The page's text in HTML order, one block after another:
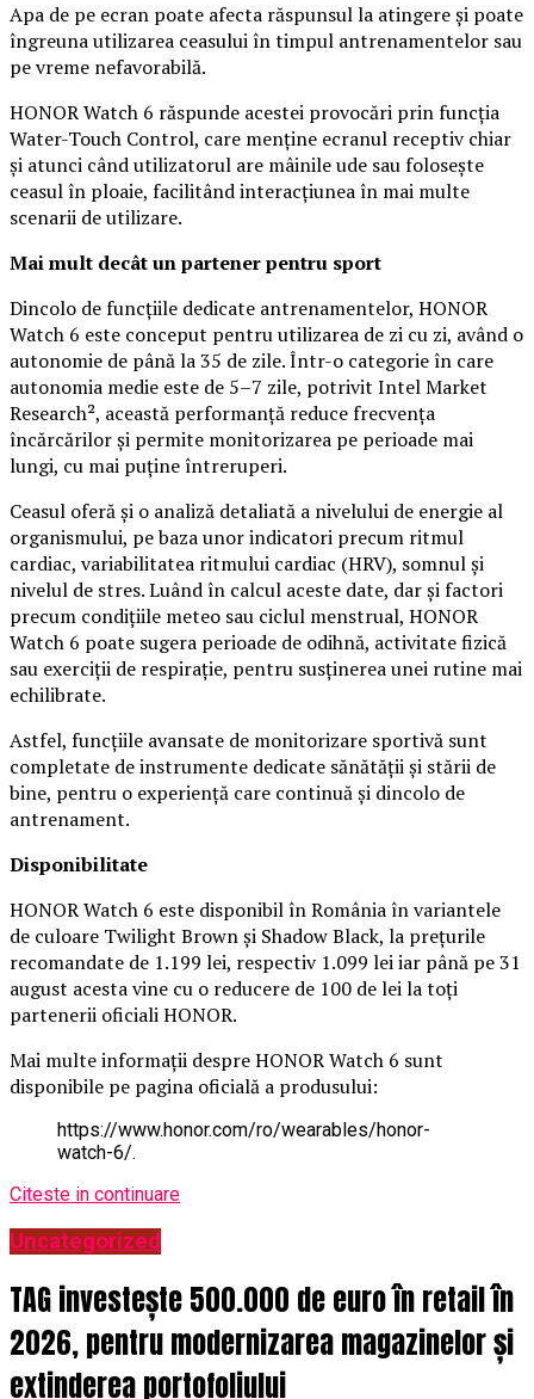
Apa de pe ecran poate afecta răspunsul la atingere și poate
îngreuna utilizarea ceasului în timpul antrenamentelor sau
pe vreme nefavorabilă.
HONOR Watch 6 răspunde acestei provocări prin funcția
Water-Touch Control, care menține ecranul receptiv chiar
și atunci când utilizatorul are mâinile ude sau folosește
ceasul în ploaie, facilitând interacțiunea în mai multe
scenarii de utilizare.
Mai mult decât un partener pentru sport
Dincolo de funcțiile dedicate antrenamentelor, HONOR
Watch 6 este conceput pentru utilizarea de zi cu zi, având o
autonomie de până la 35 de zile. Într-o categorie în care
autonomia medie este de 5–7 zile, potrivit Intel Market
Research², această performanță reduce frecvența
încărcărilor și permite monitorizarea pe perioade mai
lungi, cu mai puține întreruperi.
Ceasul oferă și o analiză detaliată a nivelului de energie al
organismului, pe baza unor indicatori precum ritmul
cardiac, variabilitatea ritmului cardiac (HRV), somnul și
nivelul de stres. Luând în calcul aceste date, dar și factori
precum condițiile meteo sau ciclul menstrual, HONOR
Watch 6 poate sugera perioade de odihnă, activitate fizică
sau exerciții de respirație, pentru susținerea unei rutine mai
echilibrate.
Astfel, funcțiile avansate de monitorizare sportivă sunt
completate de instrumente dedicate sănătății și stării de
bine, pentru o experiență care continuă și dincolo de
antrenament.
Disponibilitate
HONOR Watch 6 este disponibil în România în variantele
de culoare Twilight Brown și Shadow Black, la prețurile
recomandate de 1.199 lei, respectiv 1.099 lei iar până pe 31
august acesta vine cu o reducere de 100 de lei la toți
partenerii oficiali HONOR.
Mai multe informații despre HONOR Watch 6 sunt
disponibile pe pagina oficială a produsului:
https://www.honor.com/ro/wearables/honor-
watch-6/.
Citeste in continuare
Uncategorized
TAG investește 500.000 de euro în retail în
2026, pentru modernizarea magazinelor și
extinderea portofoliului